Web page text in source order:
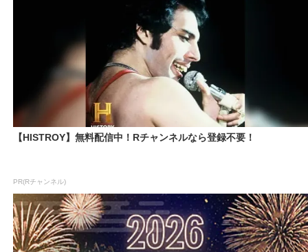
【HISTROY】無料配信中！Rチャンネルなら登録不要！
PR(Rチャンネル)